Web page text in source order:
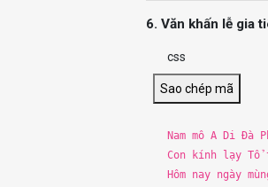
6. Văn khấn lễ gia
css
Sao chép mã
Nam mô ADi Đà
Con kính lạy Tổ
Hôm nay ngày